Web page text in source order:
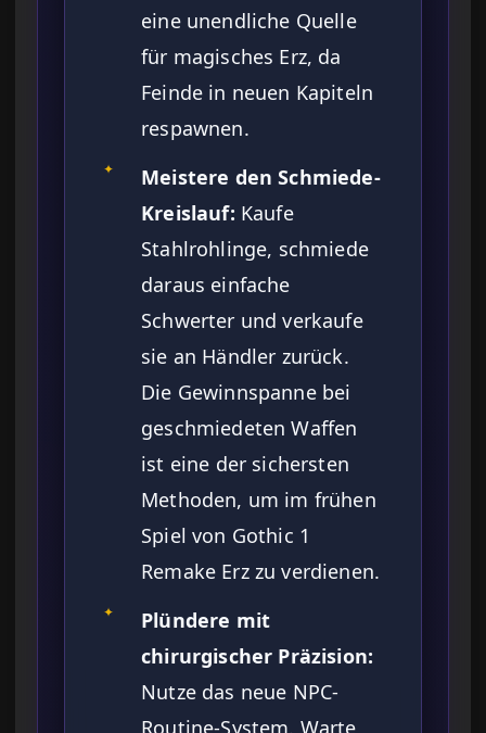
eine unendliche Quelle
für magisches Erz, da
Feinde in neuen Kapiteln
respawnen.
✦
Meistere den Schmiede-
Kreislauf: Kaufe
Stahlrohlinge, schmiede
daraus einfache
Schwerter und verkaufe
sie an Händler zurück.
Die Gewinnspanne bei
geschmiedeten Waffen
ist eine der sichersten
Methoden, um im frühen
Spiel von Gothic 1
Remake Erz zu verdienen.
✦
Plündere mit
chirurgischer Präzision:
Nutze das neue NPC-